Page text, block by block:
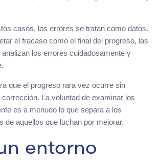
casos, los errores se tratan como datos.
el fracaso como el final del progreso, las
los errores cuidadosamente y
que el progreso rara vez ocurre sin
La voluntad de examinar los
es a menudo lo que separa a los
de aquellos que luchan por mejorar.
entorno